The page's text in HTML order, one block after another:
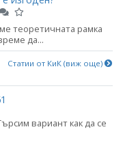
теоретичната рамка
да...
Статии от КиК (виж още)
вариант как да се